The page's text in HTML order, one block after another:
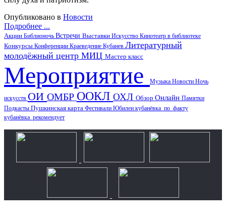
Опубликовано в Новости
Подробнее ...
Акции Библионочь Встречи Выставки Искусство Кинотеатр в библиотеке
Конкурсы Конференции Краеведение Кубанев Литературный
молодёжный центр МИЦ Мастер класс
Мероприятие Музыка Новости Ночь
искусств ОИ ОМБР ООКЛ ОХЛ Обзор Онлайн Памятки
Подкасты Пушкинская карта Фестивали Юбилеи кубанёвка_по_факту
кубанёвка_рекомендует